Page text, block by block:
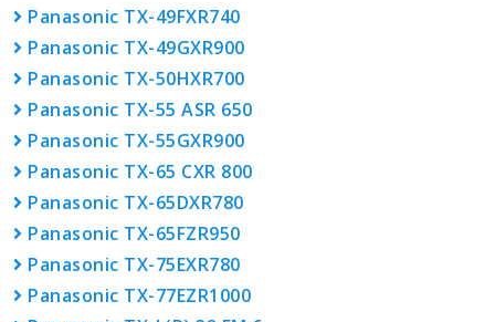
Panasonic TX-49FXR740
Panasonic TX-49GXR900
Panasonic TX-50HXR700
Panasonic TX-55 ASR 650
Panasonic TX-55GXR900
Panasonic TX-65 CXR 800
Panasonic TX-65DXR780
Panasonic TX-65FZR950
Panasonic TX-75EXR780
Panasonic TX-77EZR1000